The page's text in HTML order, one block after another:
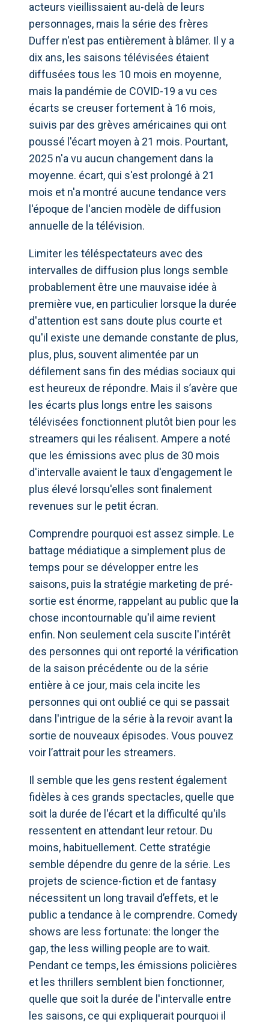
acteurs vieillissaient au-delà de leurs
personnages, mais la série des frères
Duffer n'est pas entièrement à blâmer. Il y a
dix ans, les saisons télévisées étaient
diffusées tous les 10 mois en moyenne,
mais la pandémie de COVID-19 a vu ces
écarts se creuser fortement à 16 mois,
suivis par des grèves américaines qui ont
poussé l'écart moyen à 21 mois. Pourtant,
2025 n'a vu aucun changement dans la
moyenne. écart, qui s'est prolongé à 21
mois et n'a montré aucune tendance vers
l'époque de l'ancien modèle de diffusion
annuelle de la télévision.
Limiter les téléspectateurs avec des
intervalles de diffusion plus longs semble
probablement être une mauvaise idée à
première vue, en particulier lorsque la durée
d'attention est sans doute plus courte et
qu'il existe une demande constante de plus,
plus, plus, souvent alimentée par un
défilement sans fin des médias sociaux qui
est heureux de répondre. Mais il s’avère que
les écarts plus longs entre les saisons
télévisées fonctionnent plutôt bien pour les
streamers qui les réalisent. Ampere a noté
que les émissions avec plus de 30 mois
d'intervalle avaient le taux d'engagement le
plus élevé lorsqu'elles sont finalement
revenues sur le petit écran.
Comprendre pourquoi est assez simple. Le
battage médiatique a simplement plus de
temps pour se développer entre les
saisons, puis la stratégie marketing de pré-
sortie est énorme, rappelant au public que la
chose incontournable qu'il aime revient
enfin. Non seulement cela suscite l'intérêt
des personnes qui ont reporté la vérification
de la saison précédente ou de la série
entière à ce jour, mais cela incite les
personnes qui ont oublié ce qui se passait
dans l'intrigue de la série à la revoir avant la
sortie de nouveaux épisodes. Vous pouvez
voir l’attrait pour les streamers.
Il semble que les gens restent également
fidèles à ces grands spectacles, quelle que
soit la durée de l'écart et la difficulté qu'ils
ressentent en attendant leur retour. Du
moins, habituellement. Cette stratégie
semble dépendre du genre de la série. Les
projets de science-fiction et de fantasy
nécessitent un long travail d’effets, et le
public a tendance à le comprendre. Comedy
shows are less fortunate: the longer the
gap, the less willing people are to wait.
Pendant ce temps, les émissions policières
et les thrillers semblent bien fonctionner,
quelle que soit la durée de l'intervalle entre
les saisons, ce qui expliquerait pourquoi il